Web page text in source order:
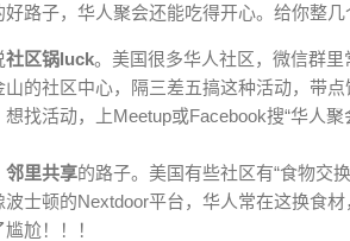
好路子， 华人聚会还能吃得开心。 给你整几
社区锅luck。 美国很多华人社区， 微信群里
山的社区中心， 隔三差五搞这种活动， 带点
想找活动， 上Meetup或Facebook搜“华人聚
邻里共享的路子。 美国有些社区有“食物交换
波士顿的Nextdoor平台， 华人常在这换食材
尴尬 ！ ！ ！